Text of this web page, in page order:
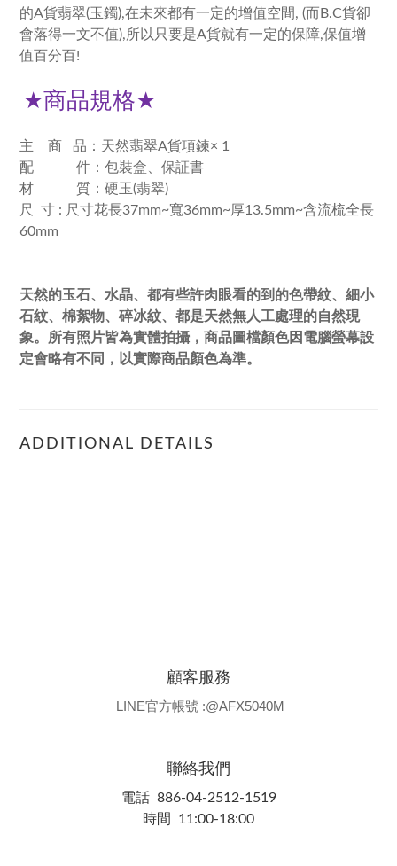
的A貨翡翠(玉鐲),在未來都有一定的增值空間, (而B.C貨卻
會落得一文不值),所以只要是A貨就有一定的保障,保值增
值百分百!
★商品規格★
主 商 品：天然翡翠A貨項鍊× 1
配 件：包裝盒、保証書
材 質：硬玉(翡翠)
尺 寸 : 尺寸花長37mm~寬36mm~厚13.5mm~含流梳全長
60mm
天然的玉石、水晶、都有些許肉眼看的到的色帶紋、細小
石紋、棉絮物、碎冰紋、都是天然無人工處理的自然現
象。所有照片皆為實體拍攝，商品圖檔顏色因電腦螢幕設
定會略有不同，以實際商品顏色為準。
ADDITIONAL DETAILS
顧客服務
LINE官方帳號 :@AFX5040M
聯絡我們
電話 886-04-2512-1519
時間 11:00-18:00